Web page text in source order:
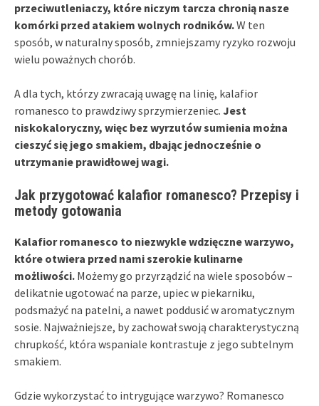
przeciwutleniaczy, które niczym tarcza chronią nasze
komórki przed atakiem wolnych rodników.W ten
sposób, w naturalny sposób, zmniejszamy ryzyko rozwoju
wielu poważnych chorób.
A dla tych, którzy zwracają uwagę na linię, kalafior
romanesco to prawdziwy sprzymierzeniec. Jest
niskokaloryczny, więc bez wyrzutów sumienia można
cieszyć się jego smakiem, dbając jednocześnie o
utrzymanie prawidłowej wagi.
Jak przygotować kalafior romanesco? Przepisy i
metody gotowania
Kalafior romanesco to niezwykle wdzięczne warzywo,
które otwiera przed nami szerokie kulinarne
możliwości. Możemy go przyrządzić na wiele sposobów –
delikatnie ugotować na parze, upiec w piekarniku,
podsmażyć na patelni, a nawet poddusić w aromatycznym
sosie. Najważniejsze, by zachował swoją charakterystyczną
chrupkość, która wspaniale kontrastuje z jego subtelnym
smakiem.
Gdzie wykorzystać to intrygujące warzywo? Romanesco